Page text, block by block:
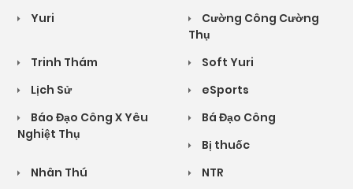
Yuri
Cường Công Cường
Thụ
Trinh Thám
Soft Yuri
Lịch Sử
eSports
Báo Đạo Công X Yêu
Nghiệt Thụ
Bá Đạo Công
Bị thuốc
Nhân Thú
NTR